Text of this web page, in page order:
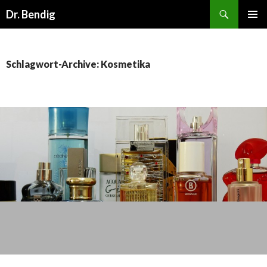
Dr. Bendig
Schlagwort-Archive: Kosmetika